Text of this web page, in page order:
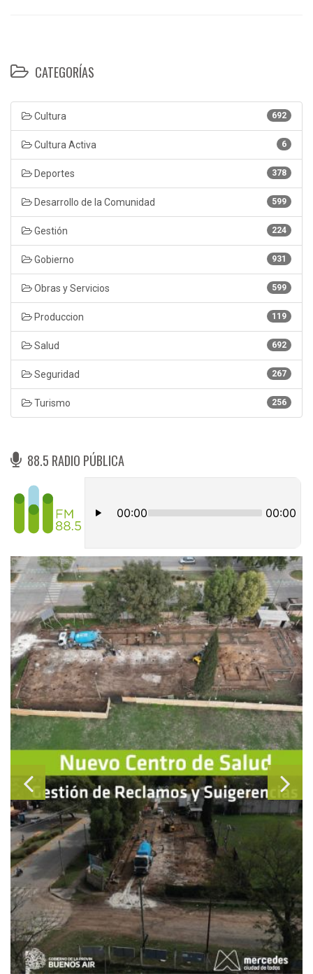
CATEGORÍAS
692
Cultura
6
Cultura Activa
378
Deportes
599
Desarrollo de la Comunidad
224
Gestión
931
Gobierno
599
Obras y Servicios
119
Produccion
692
Salud
267
Seguridad
256
Turismo
88.5 RADIO PÚBLICA